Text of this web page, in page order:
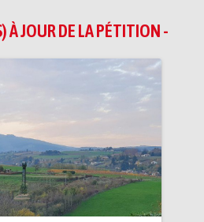
À JOUR DE LA PÉTITION -